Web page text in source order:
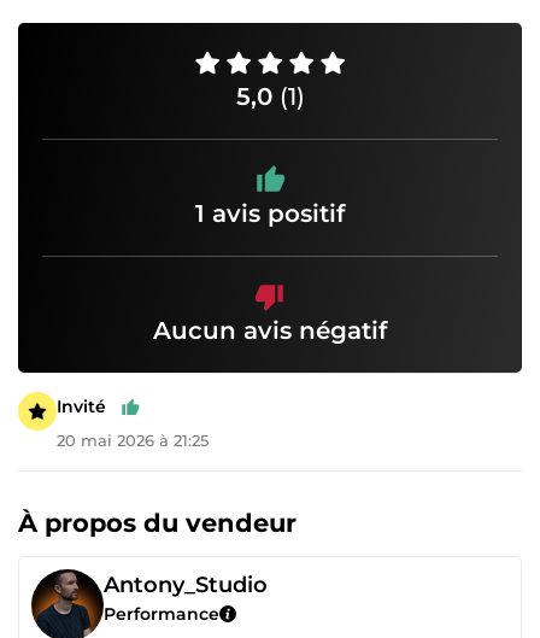
5,0 (1)
1 avis positif
Aucun avis négatif
Invité
20 mai 2026 à 21:25
À propos du vendeur
Antony_Studio
Performance